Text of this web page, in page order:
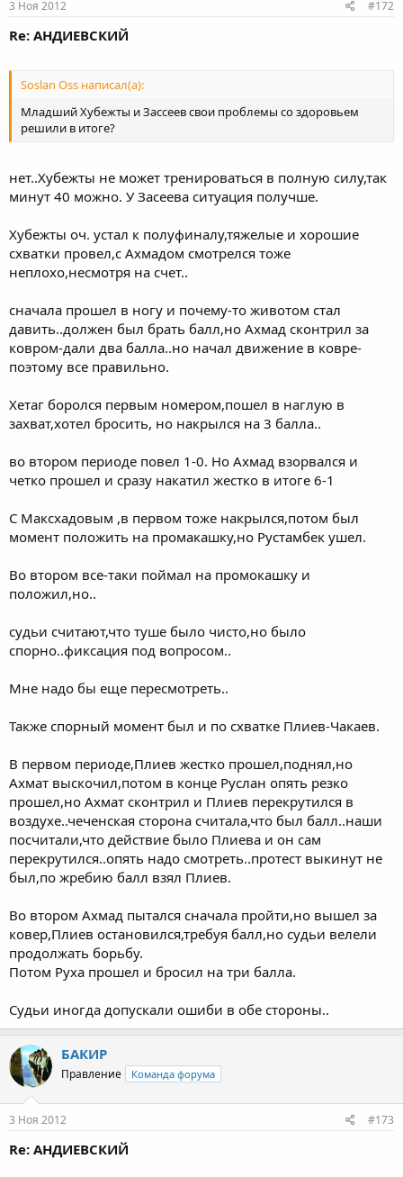
3 Ноя 2012 #172
Re: АНДИЕВСКИЙ
Soslan Oss написал(а):
Младший Хубежты и Зассеев свои проблемы со здоровьем
решили в итоге?
нет..Хубежты не может тренироваться в полную силу,так
минут 40 можно. У Засеева ситуация получше.
Хубежты оч. устал к полуфиналу,тяжелые и хорошие
схватки провел,с Ахмадом смотрелся тоже
неплохо,несмотря на счет..
сначала прошел в ногу и почему-то животом стал
давить..должен был брать балл,но Ахмад сконтрил за
ковром-дали два балла..но начал движение в ковре-
поэтому все правильно.
Хетаг боролся первым номером,пошел в наглую в
захват,хотел бросить, но накрылся на 3 балла..
во втором периоде повел 1-0. Но Ахмад взорвался и
четко прошел и сразу накатил жестко в итоге 6-1
С Максхадовым ,в первом тоже накрылся,потом был
момент положить на промакашку,но Рустамбек ушел.
Во втором все-таки поймал на промокашку и
положил,но..
судьи считают,что туше было чисто,но было
спорно..фиксация под вопросом..
Мне надо бы еще пересмотреть..
Также спорный момент был и по схватке Плиев-Чакаев.
В первом периоде,Плиев жестко прошел,поднял,но
Ахмат выскочил,потом в конце Руслан опять резко
прошел,но Ахмат сконтрил и Плиев перекрутился в
воздухе..чеченская сторона считала,что был балл..наши
посчитали,что действие было Плиева и он сам
перекрутился..опять надо смотреть..протест выкинут не
был,по жребию балл взял Плиев.
Во втором Ахмад пытался сначала пройти,но вышел за
ковер,Плиев остановился,требуя балл,но судьи велели
продолжать борьбу.
Потом Руха прошел и бросил на три балла.
Судьи иногда допускали ошиби в обе стороны..
БАКИР
Правление Команда форума
3 Ноя 2012 #173
Re: АНДИЕВСКИЙ